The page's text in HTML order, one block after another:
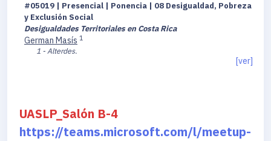
#05019 | Presencial | Ponencia | 08 Desigualdad, Pobreza
y Exclusión Social
Desigualdades Territoriales en Costa Rica
German Masís 1
1 - Alterdes.
[ver]
UASLP_Salón B-4
https://teams.microsoft.com/l/meetup-